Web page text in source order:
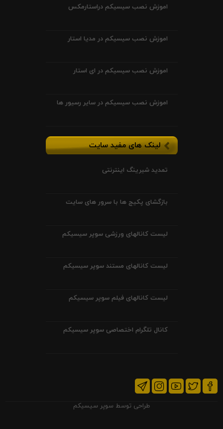
اموزش نصب سیسیکم دراستارمکس
اموزش نصب سیسیکم در مدیا استار
اموزش نصب سیسیکم در ای استار
اموزش نصب سیسیکم در سایر رسیور ها
لینک های مفید سایت
تمدید شیرینگ اینترنتی
بازگشای پکیج ها با سرور های سایت
لیست کانالهای ورزشی سوپر سیسیکم
لیست کانالهای مستند سوپر سیسیکم
لیست کانالهای فیلم سوپر سیسیکم
کانال تلگرام اختصاصی سوپر سیسیکم
طراحی توسط سوپر سیسیکم